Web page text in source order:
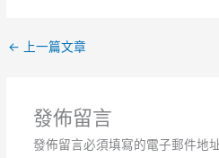
← 上一篇文章
發佈留言
發佈留言必須填寫的電子郵件地